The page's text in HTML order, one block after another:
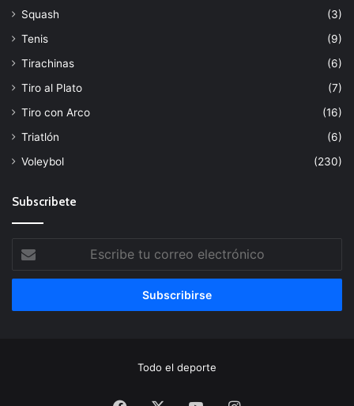
Squash
(3)
Tenis
(9)
Tirachinas
(6)
Tiro al Plato
(7)
Tiro con Arco
(16)
Triatlón
(6)
Voleybol
(230)
Subscribete
Escribe
tu
correo
Todo el deporte